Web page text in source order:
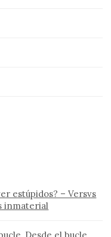
estúpidos? – Versvs
inmaterial
Desde el bucle